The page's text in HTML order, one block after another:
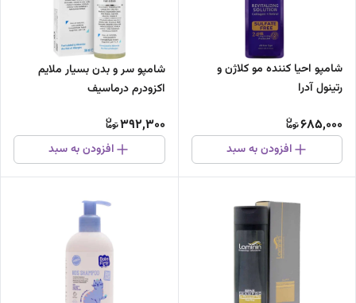
شامپو احیا کننده مو کلاژن و
رتینول آدرا
685,000
افزودن به سبد
شامپو سر و بدن بسیار ملایم
اکزودرم درماسیف
392,300
افزودن به سبد